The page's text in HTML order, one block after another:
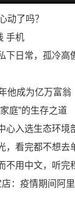
动了吗？
手机
下日常，孤冷高
他成为亿万富翁
庭”的生存之道
心入选生态环境
，看完都不想去
不用中文，听完
：疫情期间阿